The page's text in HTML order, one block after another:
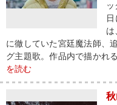
は
に徹していた宮廷魔法師、
グ主題歌。作品内で描かれ
を読む